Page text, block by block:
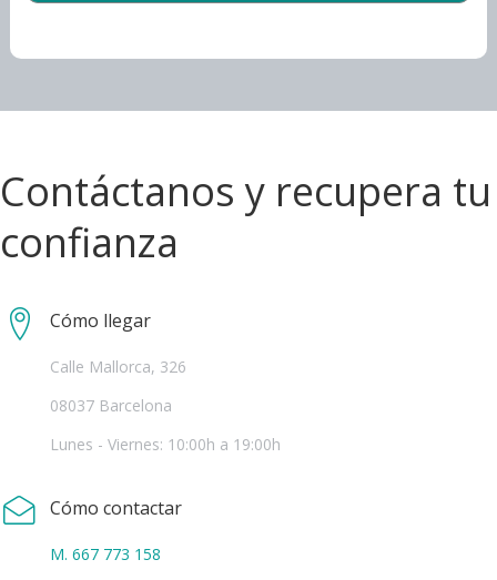
Contáctanos y recupera tu
confianza
Cómo llegar
Calle Mallorca, 326
08037 Barcelona
Lunes - Viernes: 10:00h a 19:00h
Cómo contactar
M. 667 773 158